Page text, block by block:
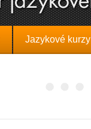
Jazykové kurzy